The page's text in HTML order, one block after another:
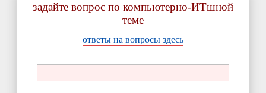
задайте вопрос по компьютерно-ИТшной
теме
ответы на вопросы здесь